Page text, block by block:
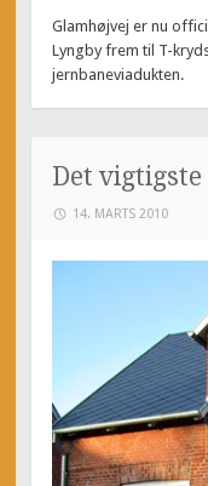
Glamhøjvej er nu
Lyngby frem til T-
jernbaneviadukten.
Det
14. MARTS 2010